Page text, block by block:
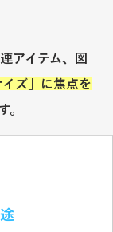
アイテム、図
イズ」に焦点を
。